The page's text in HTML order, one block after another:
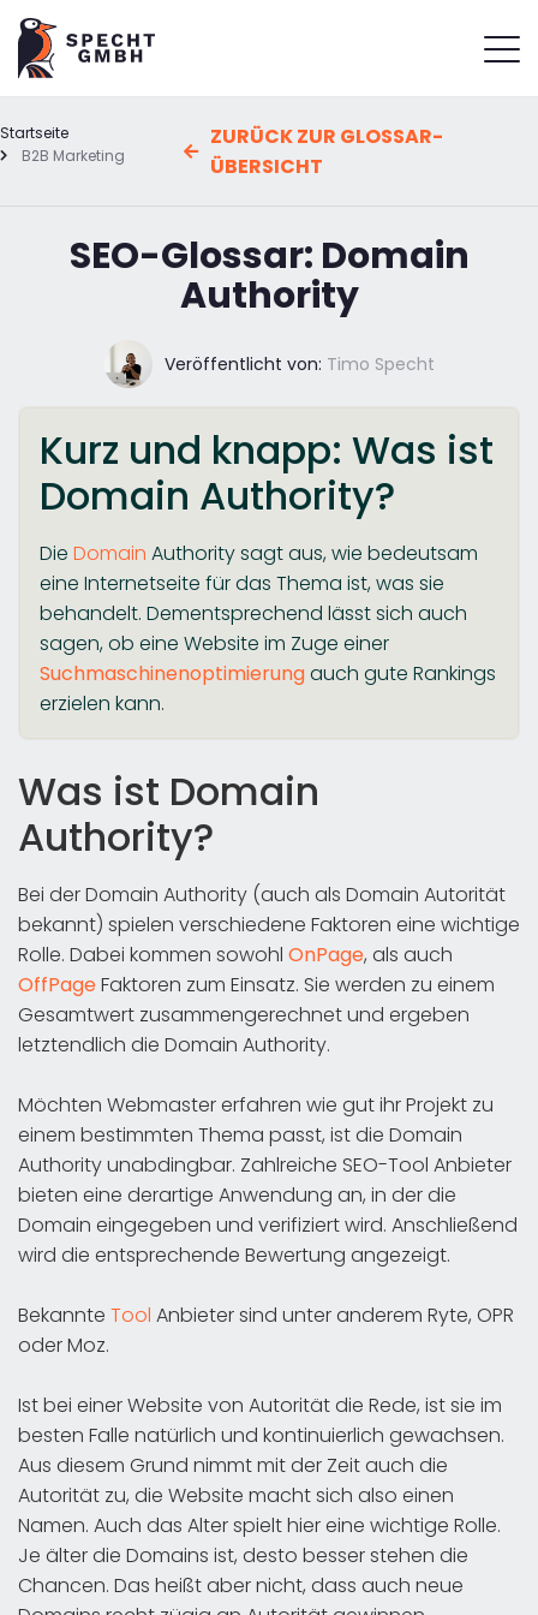
Startseite
B2B Marketing
ZURÜCK ZUR GLOSSAR-
ÜBERSICHT
SEO-Glossar: Domain
Authority
Veröffentlicht von: Timo Specht
Kurz und knapp: Was ist
Domain Authority?
Die Domain Authority sagt aus, wie bedeutsam
eine Internetseite für das Thema ist, was sie
behandelt. Dementsprechend lässt sich auch
sagen, ob eine Website im Zuge einer
Suchmaschinenoptimierungauch gute Rankings
erzielen kann.
Was ist Domain
Authority?
Bei der Domain Authority (auch als Domain Autorität
bekannt) spielen verschiedene Faktoren eine wichtige
Rolle. Dabei kommen sowohl OnPage, als auch
OffPageFaktoren zum Einsatz. Sie werden zu einem
Gesamtwert zusammengerechnet und ergeben
letztendlich die Domain Authority.
Möchten Webmaster erfahren wie gut ihr Projekt zu
einem bestimmten Thema passt, ist die Domain
Authority unabdingbar. Zahlreiche SEO-Tool Anbieter
bieten eine derartige Anwendung an, in der die
Domain eingegeben und verifiziert wird. Anschließend
wird die entsprechende Bewertung angezeigt.
Bekannte Tool Anbieter sind unter anderem Ryte, OPR
oder Moz.
Ist bei einer Website von Autorität die Rede, ist sie im
besten Falle natürlich und kontinuierlich gewachsen.
Aus diesem Grund nimmt mit der Zeit auch die
Autorität zu, die Website macht sich also einen
Namen. Auch das Alter spielt hier eine wichtige Rolle.
Je älter die Domains ist, desto besser stehen die
Chancen. Das heißt aber nicht, dass auch neue